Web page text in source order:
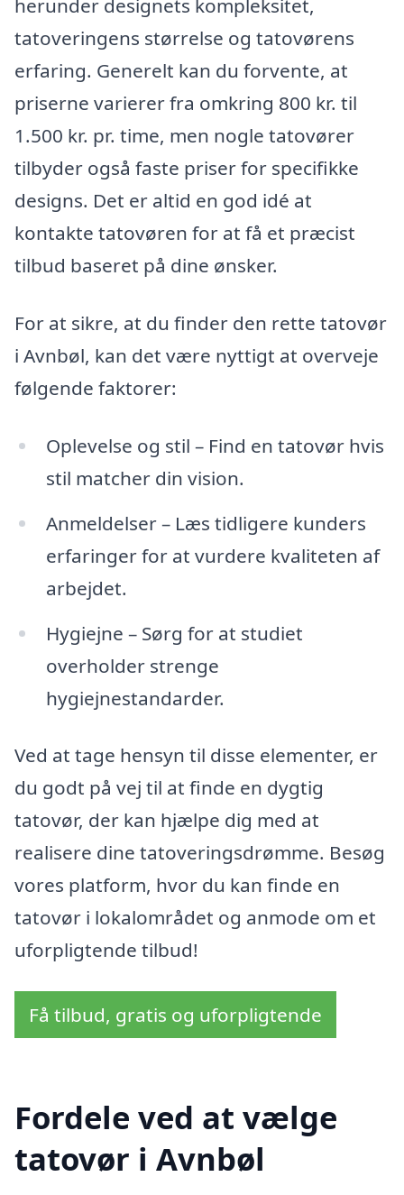
herunder designets kompleksitet,
tatoveringens størrelse og tatovørens
erfaring. Generelt kan du forvente, at
priserne varierer fra omkring 800 kr. til
1.500 kr. pr. time, men nogle tatovører
tilbyder også faste priser for specifikke
designs. Det er altid en god idé at
kontakte tatovøren for at få et præcist
tilbud baseret på dine ønsker.
For at sikre, at du finder den rette tatovør
i Avnbøl, kan det være nyttigt at overveje
følgende faktorer:
Oplevelse og stil – Find en tatovør hvis
stil matcher din vision.
Anmeldelser – Læs tidligere kunders
erfaringer for at vurdere kvaliteten af
arbejdet.
Hygiejne – Sørg for at studiet
overholder strenge
hygiejnestandarder.
Ved at tage hensyn til disse elementer, er
du godt på vej til at finde en dygtig
tatovør, der kan hjælpe dig med at
realisere dine tatoveringsdrømme. Besøg
vores platform, hvor du kan finde en
tatovør i lokalområdet og anmode om et
uforpligtende tilbud!
Få tilbud, gratis og uforpligtende
Fordele ved at vælge
tatovør i Avnbøl